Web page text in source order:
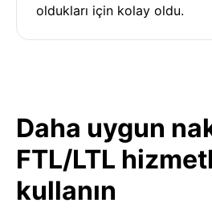
oldukları için kolay oldu.
Daha uygun
FTL/LTL
kullanın